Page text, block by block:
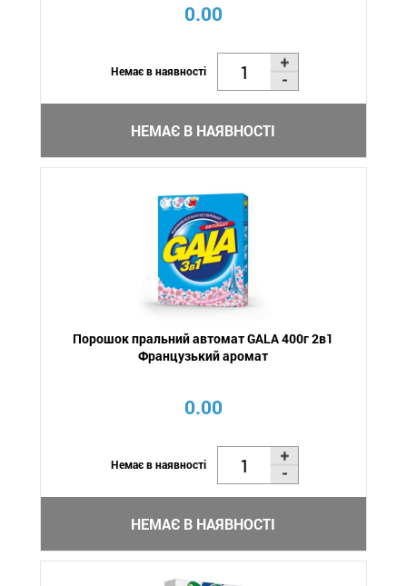
0.00
Немає в наявності
НЕМАЄ В НАЯВНОСТІ
Порошок пральний автомат GALA 400г 2в1
Французький аромат
0.00
Немає в наявності
НЕМАЄ В НАЯВНОСТІ